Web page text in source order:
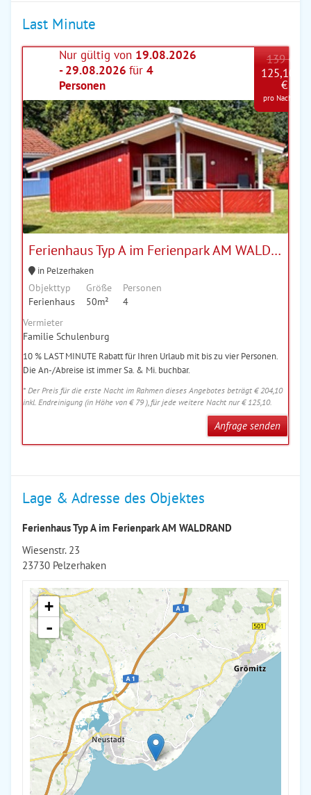
Last Minute
Nur gültig von 19.08.2026
- 29.08.2026 für 4
Personen
Ferienhaus Typ A im Ferienpark AM WALDRAND
in Pelzerhaken
Objekttyp
Ferienhaus
Größe
50m²
Personen
4
139 €
125,10
€ *
pro Nacht
Vermieter
Familie Schulenburg
10 % LAST MINUTE Rabatt für Ihren Urlaub mit bis zu vier Personen.
Die An-/Abreise ist immer Sa. & Mi. buchbar.
* Der Preis für die erste Nacht im Rahmen dieses Angebotes beträgt € 204,10
inkl. Endreinigung (in Höhe von € 79 ), für jede weitere Nacht nur € 125,10.
Anfrage senden
Lage & Adresse des Objektes
Ferienhaus Typ A im Ferienpark AM WALDRAND
Wiesenstr. 23
23730 Pelzerhaken
+
-